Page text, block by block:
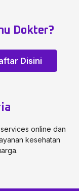
Dokter?
Disini
online dan
kesehatan